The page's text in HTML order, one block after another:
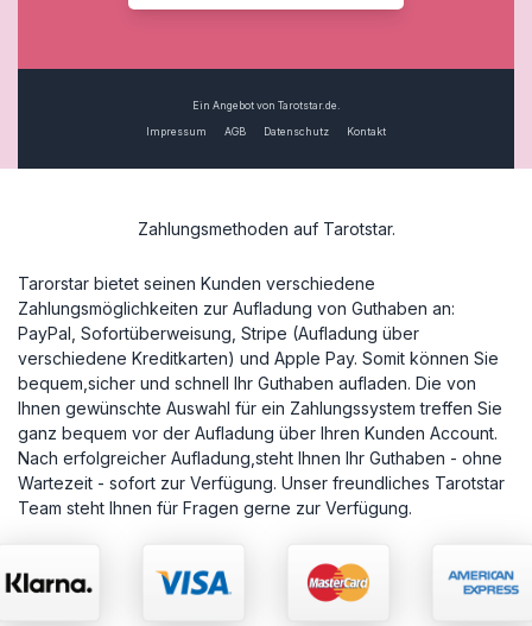
Ein Angebot von Tarotstar.de.
Impressum AGB Datenschutz Kontakt
Zahlungsmethoden auf Tarotstar.
Tarorstar bietet seinen Kunden verschiedene
Zahlungsmöglichkeiten zur Aufladung von Guthaben an:
PayPal, Sofortüberweisung, Stripe (Aufladung über
verschiedene Kreditkarten) und Apple Pay. Somit können Sie
bequem,sicher und schnell Ihr Guthaben aufladen. Die von
Ihnen gewünschte Auswahl für ein Zahlungssystem treffen Sie
ganz bequem vor der Aufladung über Ihren Kunden Account.
Nach erfolgreicher Aufladung,steht Ihnen Ihr Guthaben - ohne
Wartezeit - sofort zur Verfügung. Unser freundliches Tarotstar
Team steht Ihnen für Fragen gerne zur Verfügung.